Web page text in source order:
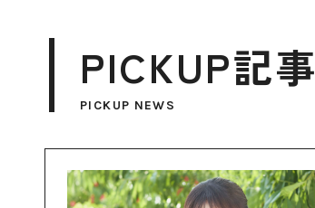
PICKUP記事
PICKUP NEWS